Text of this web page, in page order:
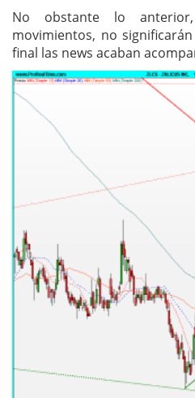
No obstante lo
movimientos, no
final las news acaban